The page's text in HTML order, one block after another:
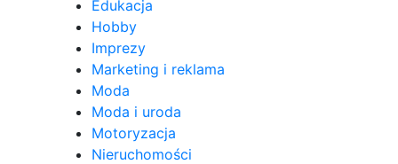
Edukacja
Hobby
Imprezy
Marketing i reklama
Moda
Moda i uroda
Motoryzacja
Nieruchomości